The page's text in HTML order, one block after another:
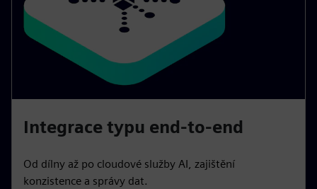
Integrace typu end-to-end
Od dílny až po cloudové služby AI, zajištění
konzistence a správy dat.